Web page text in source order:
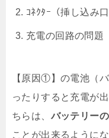
ｺﾈｸﾀｰ（挿し込み
充電の回路の問題
【原因①】の電池（
ったりすると充電が
ちらは、 バッテリー
ことが出来るようにな